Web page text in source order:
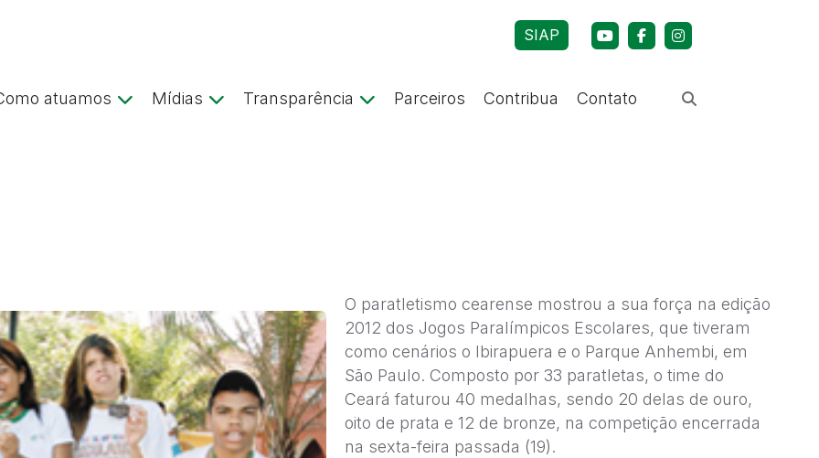
SIAP
atuamos Mídias Transparência Parceiros Contribua Contato
O paratletismo cearense mostrou a sua força na edição
2012 dos Jogos Paralímpicos Escolares, que tiveram
como cenários o Ibirapuera e o Parque Anhembi, em
São Paulo. Composto por 33 paratletas, o time do
Ceará faturou 40 medalhas, sendo 20 delas de ouro,
oito de prata e 12 de bronze, na competição encerrada
na sexta-feira passada (19).